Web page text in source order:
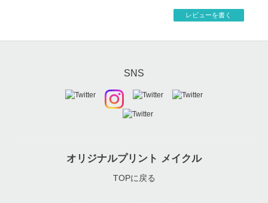
レビューを書く
SNS
オリジナルプリント メイクル
TOPに戻る